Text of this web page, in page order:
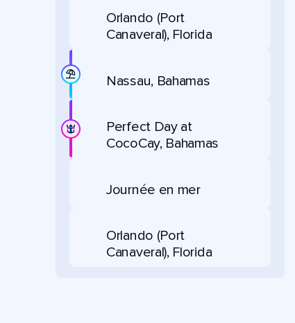
Orlando (Port
Canaveral), Florida
Nassau, Bahamas
Perfect Day at
CocoCay, Bahamas
Journée en mer
Orlando (Port
Canaveral), Florida